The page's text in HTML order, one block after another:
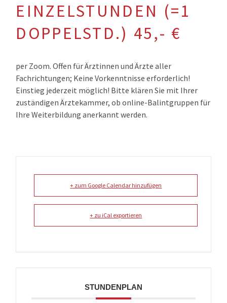
EINZELSTUNDEN (=1
DOPPELSTD.) 45,- €
per Zoom. Offen für Ärztinnen und Ärzte aller
Fachrichtungen; Keine Vorkenntnisse erforderlich!
Einstieg jederzeit möglich! Bitte klären Sie mit Ihrer
zuständigen Ärztekammer, ob online-Balintgruppen für
Ihre Weiterbildung anerkannt werden.
+ zum Google Calendar hinzufügen
+ zu iCal exportieren
STUNDENPLAN